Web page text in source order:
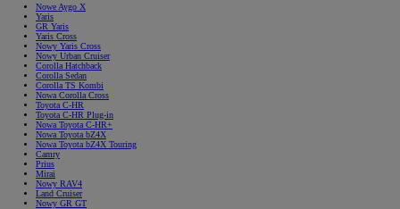
Nowe Aygo X
Yaris
GR Yaris
Yaris Cross
Nowy Yaris Cross
Nowy Urban Cruiser
Corolla Hatchback
Corolla Sedan
Corolla TS Kombi
Nowa Corolla Cross
Toyota C-HR
Toyota C-HR Plug-in
Nowa Toyota C-HR+
Nowa Toyota bZ4X
Nowa Toyota bZ4X Touring
Camry
Prius
Mirai
Nowy RAV4
Land Cruiser
Nowy GR GT